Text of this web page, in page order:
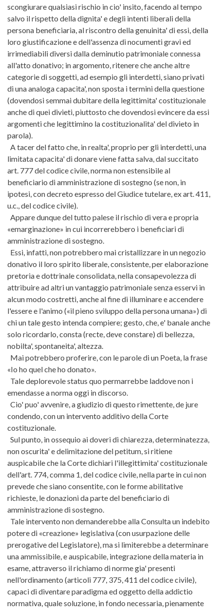
scongiurare qualsiasi rischio in cio' insito, facendo al tempo
salvo il rispetto della dignita' e degli intenti liberali della
persona beneficiaria, al riscontro della genuinita' di essi, della
loro giustificazione e dell'assenza di nocumenti gravi ed
irrimediabili diversi dalla deminutio patrimoniale connessa
all'atto donativo; in argomento, ritenere che anche altre
categorie di soggetti, ad esempio gli interdetti, siano privati
di una analoga capacita', non sposta i termini della questione
(dovendosi semmai dubitare della legittimita' costituzionale
anche di quei divieti, piuttosto che dovendosi evincere da essi
argomenti che legittimino la costituzionalita' del divieto in
parola).
A tacer del fatto che, in realta', proprio per gli interdetti, una
limitata capacita' di donare viene fatta salva, dal succitato
art. 777 del codice civile, norma non estensibile al
beneficiario di amministrazione di sostegno (se non, in
ipotesi, con decreto espresso del Giudice tutelare, ex art. 411,
u.c., del codice civile).
Appare dunque del tutto palese il rischio di vera e propria
«emarginazione» in cui incorrerebbero i beneficiari di
amministrazione di sostegno.
Essi, infatti, non potrebbero mai cristallizzare in un negozio
donativo il loro spirito liberale, consistente, per elaborazione
pretoria e dottrinale consolidata, nella consapevolezza di
attribuire ad altri un vantaggio patrimoniale senza esservi in
alcun modo costretti, anche al fine di illuminare e accendere
l'essere e l'animo («il pieno sviluppo della persona umana») di
chi un tale gesto intenda compiere; gesto, che, e' banale anche
solo ricordarlo, consta (recte, deve constare) di bellezza,
nobilta', spontaneita', altezza.
Mai potrebbero proferire, con le parole di un Poeta, la frase
«Io ho quel che ho donato».
Tale deplorevole status quo permarrebbe laddove non i
emendasse a norma oggi in discorso.
Cio' puo' avvenire, a giudizio di questo rimettente, de jure
condendo, con un intervento additivo della Corte
costituzionale.
Sul punto, in ossequio ai doveri di chiarezza, determinatezza,
non oscurita' e delimitazione del petitum, si ritiene
auspicabile che la Corte dichiari l'illegittimita' costituzionale
dell'art. 774, comma 1, del codice civile, nella parte in cui non
prevede che siano consentite, con le forme abilitative
richieste, le donazioni da parte del beneficiario di
amministrazione di sostegno.
Tale intervento non demanderebbe alla Consulta un indebito
potere di «creazione» legislativa (con usurpazione delle
prerogative del Legislatore), ma si limiterebbe a determinare
una ammissibile, e auspicabile, integrazione della materia in
esame, attraverso il richiamo di norme gia' presenti
nell'ordinamento (articoli 777, 375, 411 del codice civile),
capaci di diventare paradigma ed oggetto della addictio
normativa, quale soluzione, in fondo necessaria, pienamente